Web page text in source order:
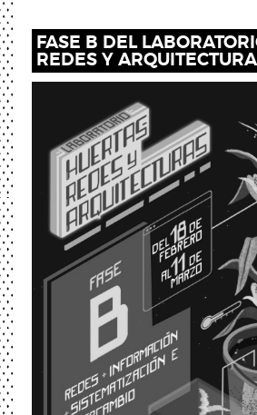
FASE B DEL
REDES Y